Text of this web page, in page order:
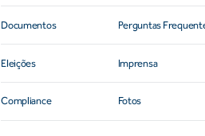
Documentos
Eleições
Compliance
Perguntas
Imprensa
Fotos